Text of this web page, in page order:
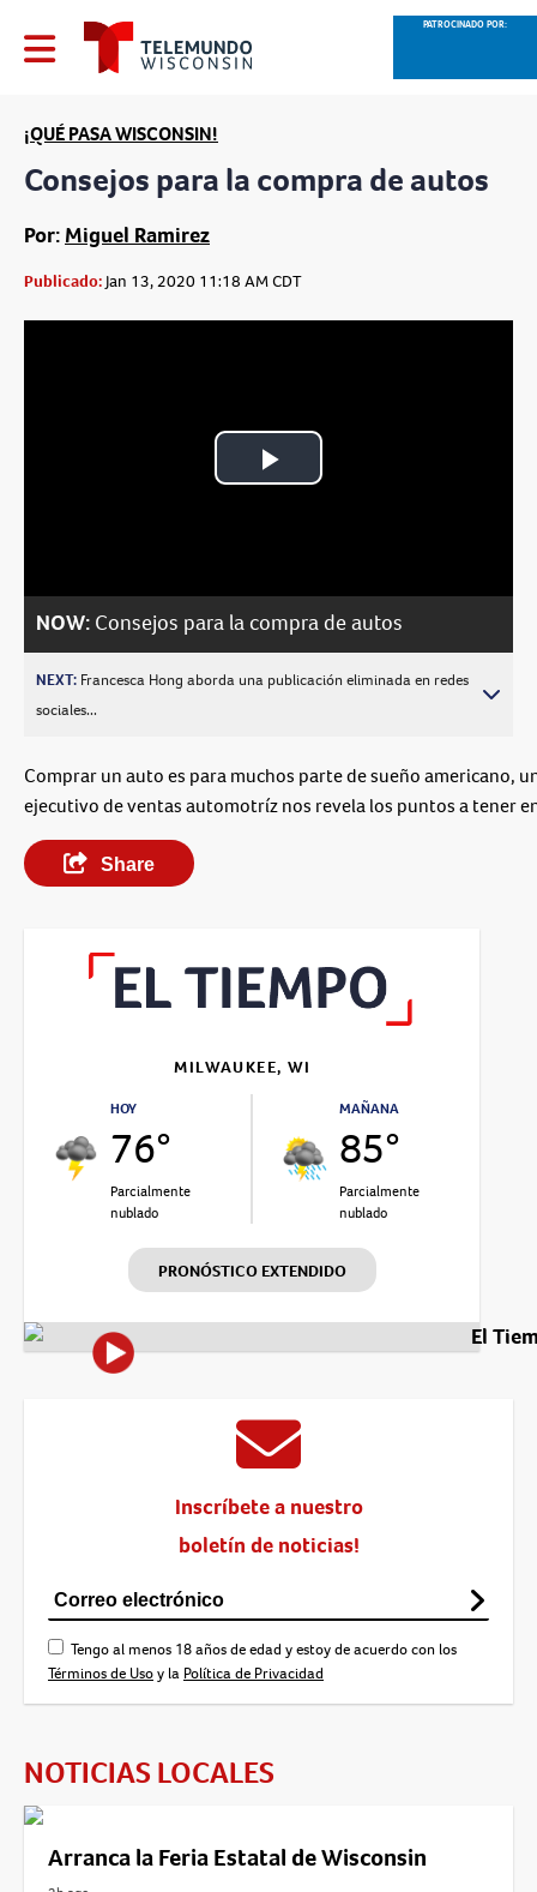
PATROCINADO POR:
¡QUÉ PASA WISCONSIN!
Consejos para la compra de autos
Por: Miguel Ramirez
Publicado:Jan 13, 2020 11:18 AM CDT
Play
NOW: Consejos para la compra de autos
NEXT: Francesca Hong aborda una publicación eliminada en redes
sociales...
Comprar un auto es para muchos parte de sueño americano,
ejecutivo de ventas automotríz nos revela los puntos a tener
Share
MILWAUKEE, WI
HOY
76°
Parcialmente
nublado
MAÑANA
85°
Parcialmente
nublado
PRONÓSTICO EXTENDIDO
El
Inscríbete a nuestro
boletín de noticias!
Tengo al menos 18 años de edad y estoy de acuerdo con los
Términos de Usoy la Política de Privacidad
NOTICIAS LOCALES
Arranca la Feria Estatal de Wisconsin